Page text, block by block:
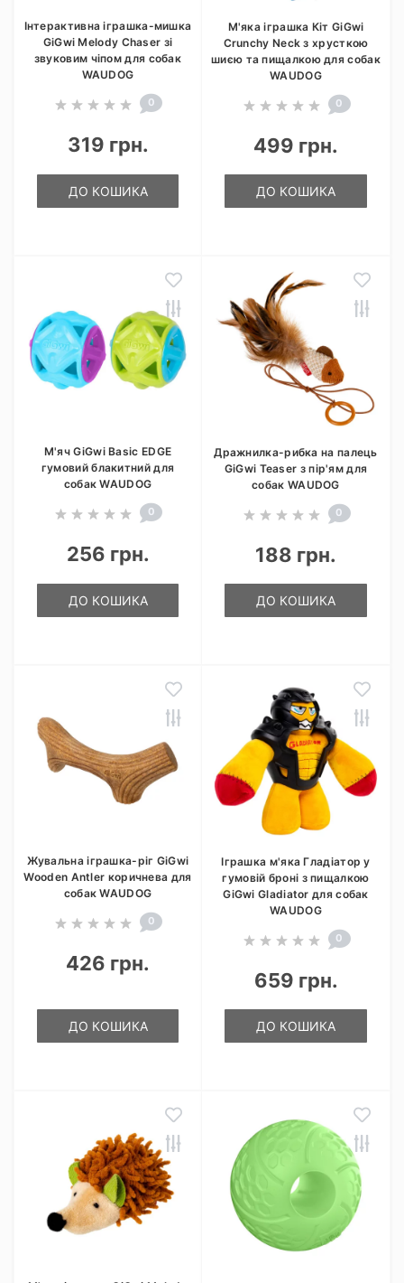
Інтерактивна іграшка-мишка
GiGwi Melody Chaser зі
звуковим чіпом для собак
WAUDOG
0
319 грн.
ДО КОШИКА
М'яка іграшка Кіт GiGwi
Crunchy Neck з хрусткою
шиєю та пищалкою для собак
WAUDOG
0
499 грн.
ДО КОШИКА
М'яч GiGwi Basic EDGE
гумовий блакитний для
собак WAUDOG
0
256 грн.
ДО КОШИКА
Дражнилка-рибка на палець
GiGwi Teaser з пір'ям для
собак WAUDOG
0
188 грн.
ДО КОШИКА
Жувальна іграшка-ріг GiGwi
Wooden Antler коричнева для
собак WAUDOG
0
426 грн.
ДО КОШИКА
Іграшка м'яка Гладіатор у
гумовій броні з пищалкою
GiGwi Gladiator для собак
WAUDOG
0
659 грн.
ДО КОШИКА